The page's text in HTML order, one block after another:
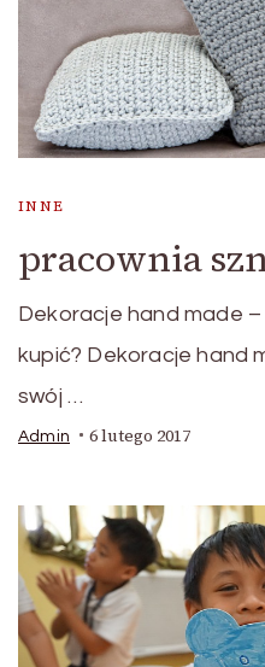
INNE
pracownia
Dekoracje hand made
kupić? Dekoracje hand
swój …
Admin 6 lutego 2017